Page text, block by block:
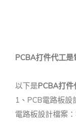
PCBA打件代工是
以下是PCBA打件
1、PCB電路板
電路板設計檔案